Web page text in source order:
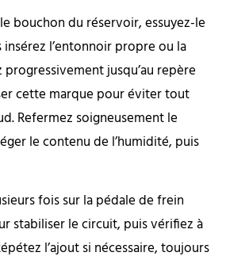
bouchon du réservoir, essuyez-le
l’entonnoir propre ou la
progressivement jusqu’au repère
cette marque pour éviter tout
Refermez soigneusement le
le contenu de l’humidité, puis
fois sur la pédale de frein
stabiliser le circuit, puis vérifiez à
l’ajout si nécessaire, toujours